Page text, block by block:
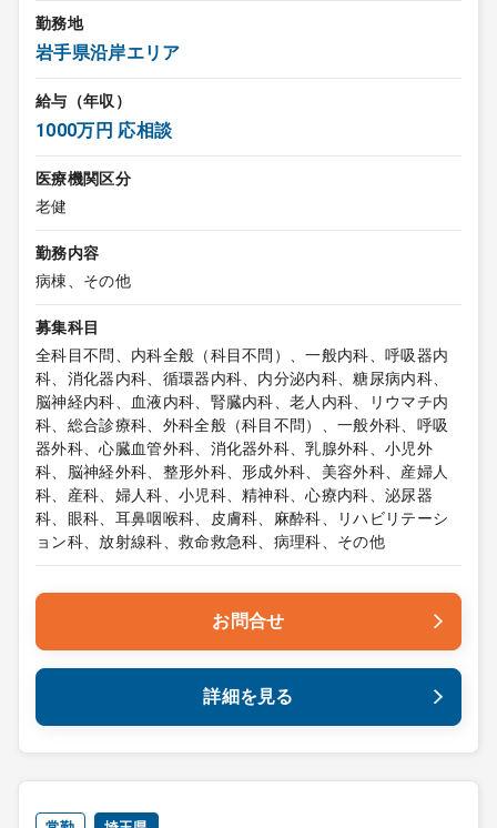
勤務地
岩手県沿岸エリア
給与（年収）
1000万円 応相談
医療機関区分
老健
勤務内容
病棟、その他
募集科目
全科目不問、内科全般（科目不問）、一般内科、呼吸器内
科、消化器内科、循環器内科、内分泌内科、糖尿病内科、
脳神経内科、血液内科、腎臓内科、老人内科、リウマチ内
科、総合診療科、外科全般（科目不問）、一般外科、呼吸
器外科、心臓血管外科、消化器外科、乳腺外科、小児外
科、脳神経外科、整形外科、形成外科、美容外科、産婦人
科、産科、婦人科、小児科、精神科、心療内科、泌尿器
科、眼科、耳鼻咽喉科、皮膚科、麻酔科、リハビリテーシ
ョン科、放射線科、救命救急科、病理科、その他
お問合せ
詳細を見る